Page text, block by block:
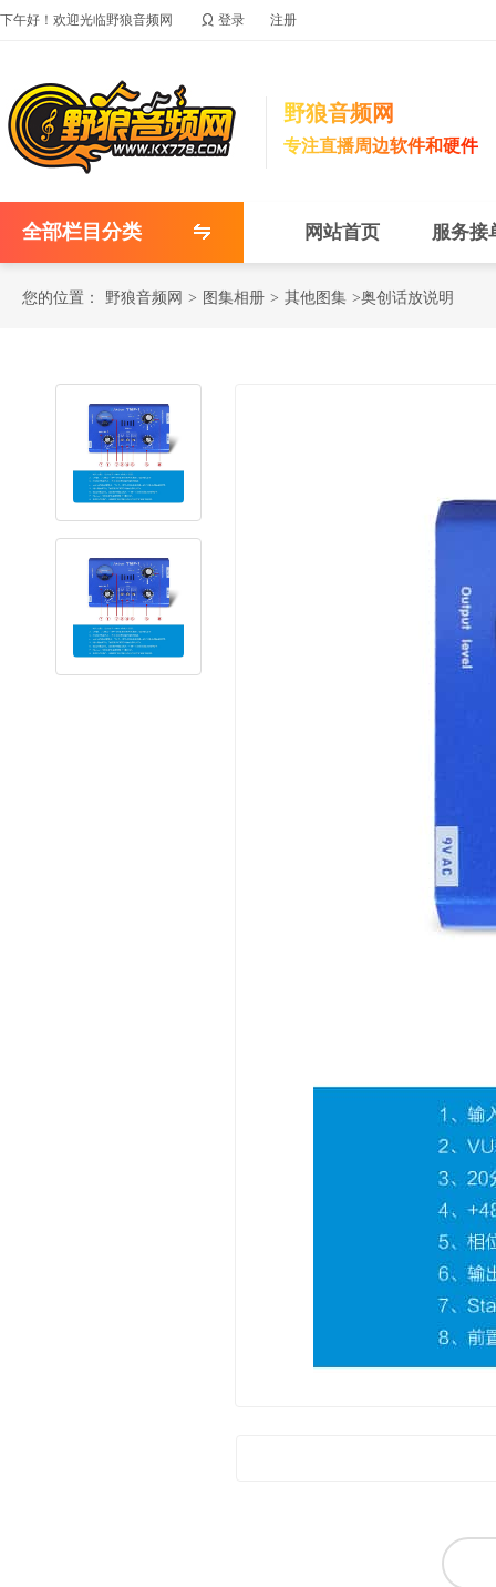
下午好！欢迎光临野狼音频网  登录 注册
野狼音频网
专注直播周边软件和硬件
全部栏目分类 网站首页 服务接
您的位置： 野狼音频网 > 图集相册 > 其他图集 >奥创话放说明